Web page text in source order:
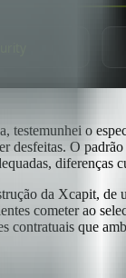
testemunhei o
O
diferenças
da Xcapit, de
cometer ao
que